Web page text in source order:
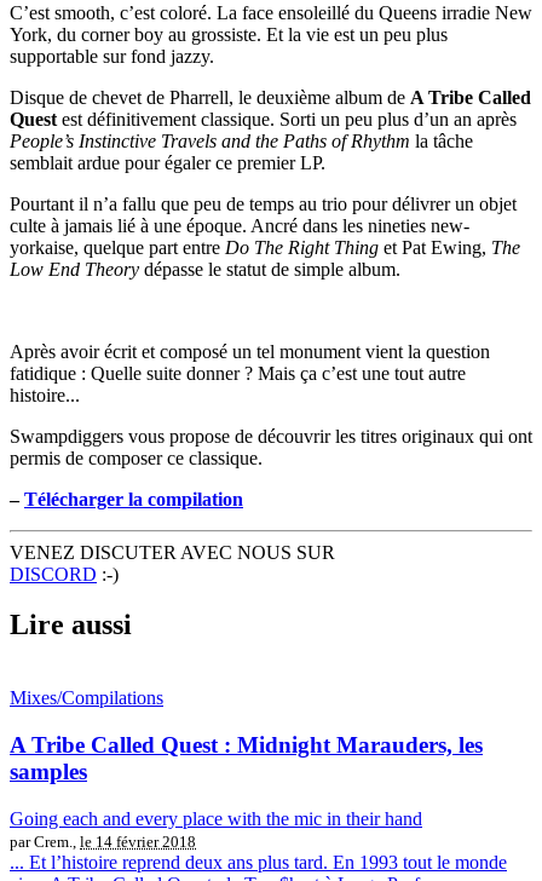
C’est smooth, c’est coloré. La face ensoleillé du Queens irradie New
York, du corner boy au grossiste. Et la vie est un peu plus
supportable sur fond jazzy.
Disque de chevet de Pharrell, le deuxième album de A Tribe Called
Quest est définitivement classique. Sorti un peu plus d’un an après
People’s Instinctive Travels and the Paths of Rhythm la tâche
semblait ardue pour égaler ce premier LP.
Pourtant il n’a fallu que peu de temps au trio pour délivrer un objet
culte à jamais lié à une époque. Ancré dans les nineties new-
yorkaise, quelque part entre Do The Right Thing et Pat Ewing, The
Low End Theory dépasse le statut de simple album.
Après avoir écrit et composé un tel monument vient la question
fatidique : Quelle suite donner ? Mais ça c’est une tout autre
histoire...
Swampdiggers vous propose de découvrir les titres originaux qui ont
permis de composer ce classique.
– Télécharger la compilation
VENEZ DISCUTER AVEC NOUS SUR
DISCORD :-)
Lire aussi
Mixes/Compilations
A Tribe Called Quest : Midnight Marauders, les
samples
Going each and every place with the mic in their hand
par Crem., le 14 février 2018
... Et l’histoire reprend deux ans plus tard. En 1993 tout le monde